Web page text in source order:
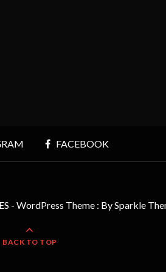
FACEBOOK
- WordPress Theme : BySparkle
BACK TO TOP